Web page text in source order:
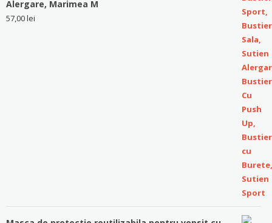
Alergare, Marimea M
57,00lei